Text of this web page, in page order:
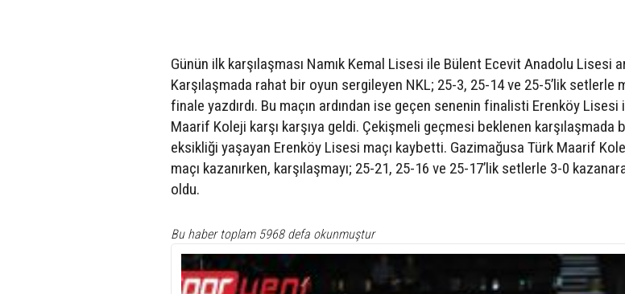
Günün ilk karşılaşması Namık Kemal Lisesi ile Bülent Ecevit Anadolu Lisesi
Karşılaşmada rahat bir oyun sergileyen NKL; 25-3, 25-14 ve 25-5’lik setlerle
finale yazdırdı. Bu maçın ardından ise geçen senenin finalisti Erenköy
Maarif Koleji karşı karşıya geldi. Çekişmeli geçmesi beklenen
eksikliği yaşayan Erenköy Lisesi maçı kaybetti. Gazimağusa Türk Maarif
maçı kazanırken, karşılaşmayı; 25-21, 25-16 ve 25-17’lik setlerle 3-0
oldu.
Bu haber toplam 5968 defa okunmuştur